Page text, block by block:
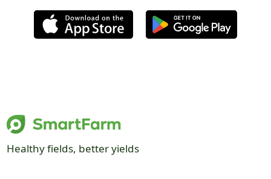
Healthy fields, better yields